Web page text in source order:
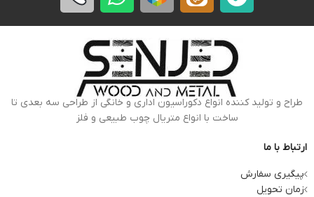
طراح و تولید کننده انواع دکوراسیون اداری و خانگی از طراحی سه بعدی تا
ساخت با انواع متریال چوب طبیعی و فلز
ارتباط با ما
پیگیری سفارش
زمان تحویل